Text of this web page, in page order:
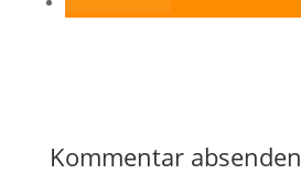
Kommentar absenden